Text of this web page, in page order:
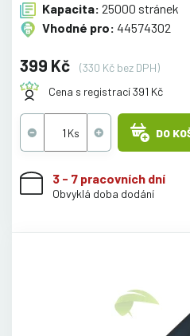
Kapacita: 25000 stránek
Vhodné pro: 44574302
399 Kč
(330 Kč bez DPH)
Cena s registrací 391 Kč
DO
3 - 7 pracovních dní
Obvyklá doba dodání